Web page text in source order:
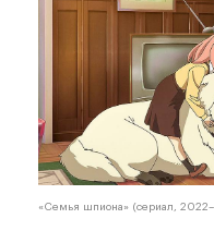
«Семья шпиона» (сериал,